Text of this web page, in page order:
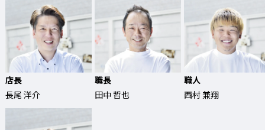
店長
長尾 洋介
職⻑
田中 哲也
職人
西村 兼翔